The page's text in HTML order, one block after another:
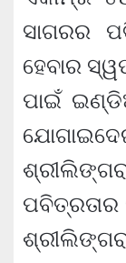
ସାଗରର
ହେବାର
ପାଇଁ